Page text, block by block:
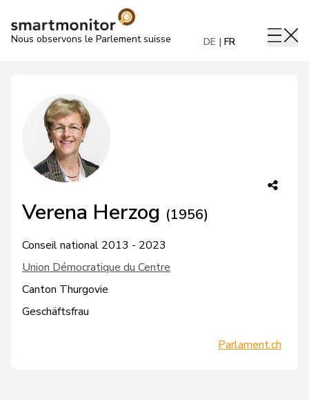
Nous observons le Parlement suisse DE FR
Verena Herzog (1956)
Conseil national 2013 - 2023
Union Démocratique du Centre
Canton Thurgovie
Geschäftsfrau
Parlament.ch